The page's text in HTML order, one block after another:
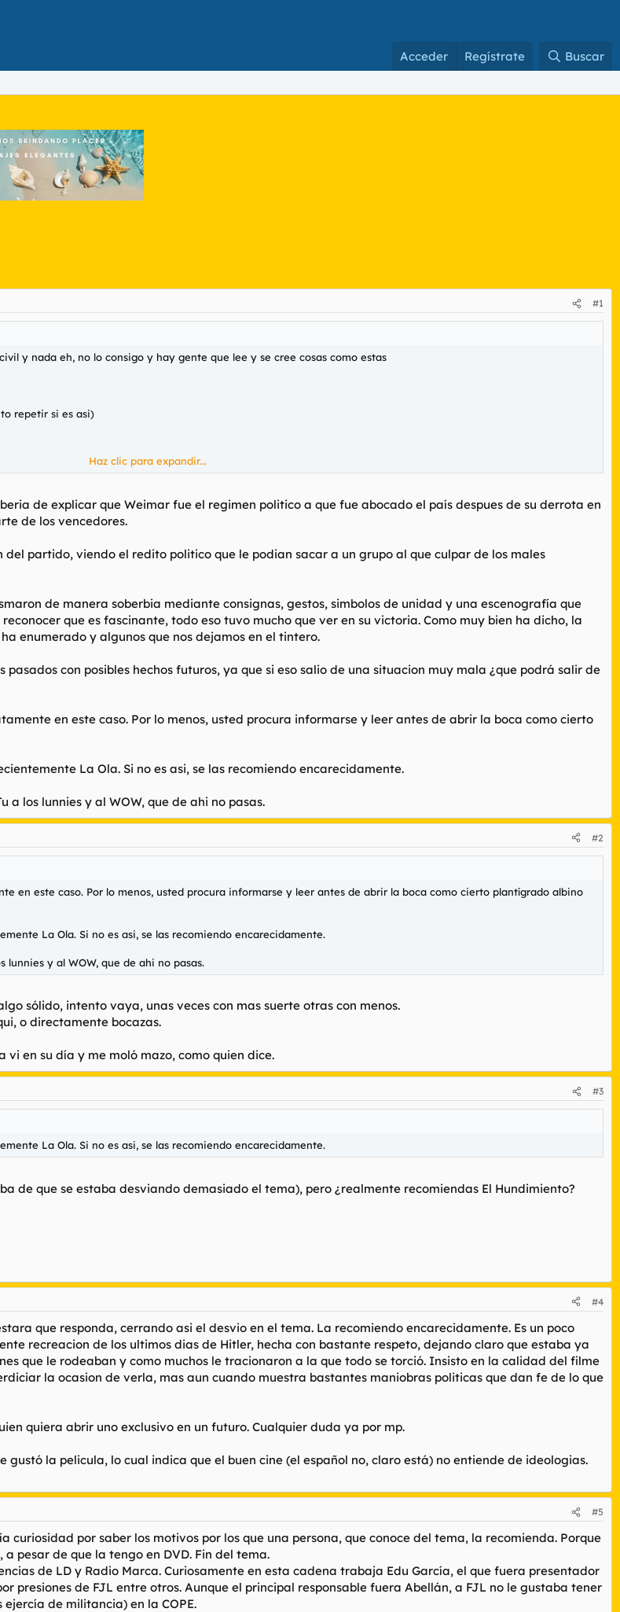
Acceder Regístrate Buscar
#1
y nada eh, no lo consigo y hay gente que lee y se cree cosas como estas
repetir si es asi)
Haz clic para expandir...
de explicar que Weimar fue el regimen politico a que fue abocado el país despues de su derrota en
de los vencedores.
partido, viendo el redito politico que le podian sacar a un grupo al que culpar de los males
de manera soberbia mediante consignas, gestos, simbolos de unidad y una escenografía que
que es fascinante, todo eso tuvo mucho que ver en su victoria. Como muy bien ha dicho, la
enumerado y algunos que nos dejamos en el tintero.
con posibles hechos futuros, ya que si eso salio de una situacion muy mala ¿que podrá salir de
en este caso. Por lo menos, usted procura informarse y leer antes de abrir la boca como cierto
La Ola. Si no es asi, se las recomiendo encarecidamente.
a los lunnies y al WOW, que de ahi no pasas.
#2
en este caso. Por lo menos, usted procura informarse y leer antes de abrir la boca como cierto plantígrado albino
La Ola. Si no es asi, se las recomiendo encarecidamente.
lunnies y al WOW, que de ahi no pasas.
sólido, intento vaya, unas veces con mas suerte otras con menos.
o directamente bocazas.
en su día y me moló mazo, como quien dice.
#3
La Ola. Si no es asi, se las recomiendo encarecidamente.
de que se estaba desviando demasiado el tema), pero ¿realmente recomiendas El Hundimiento?
#4
que responda, cerrando asi el desvio en el tema. La recomiendo encarecidamente. Es un poco
recreacion de los ultimos dias de Hitler, hecha con bastante respeto, dejando claro que estaba ya
que le rodeaban y como muchos le tracionaron a la que todo se torció. Insisto en la calidad del filme
la ocasion de verla, mas aun cuando muestra bastantes maniobras politicas que dan fe de lo que
quiera abrir uno exclusivo en un futuro. Cualquier duda ya por mp.
la pelicula, lo cual indica que el buen cine (el español no, claro está) no entiende de ideologias.
#5
curiosidad por saber los motivos por los que una persona, que conoce del tema, la recomienda. Porque
pesar de que la tengo en DVD. Fin del tema.
de LD y Radio Marca. Curiosamente en esta cadena trabaja Edu García, el que fuera presentador
presiones de FJL entre otros. Aunque el principal responsable fuera Abellán, a FJL no le gustaba tener
de militancia) en la COPE.